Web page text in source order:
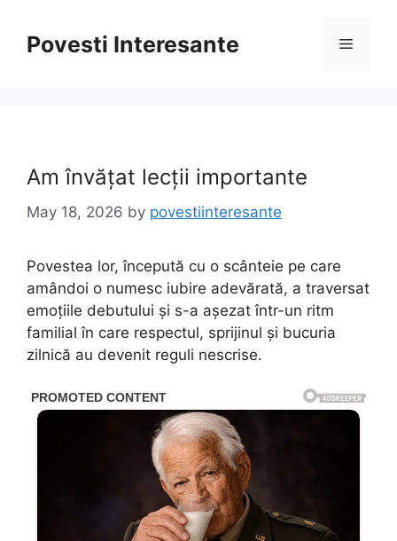
contentPovesti Interesante Menu
Am învățat lecții importante
May 18, 2026 by povestiinteresante
Povestea lor, începută cu o scânteie pe care
amândoi o numesc iubire adevărată, a traversat
emoțiile debutului și s-a așezat într-un ritm
familial în care respectul, sprijinul și bucuria
zilnică au devenit reguli nescrise.